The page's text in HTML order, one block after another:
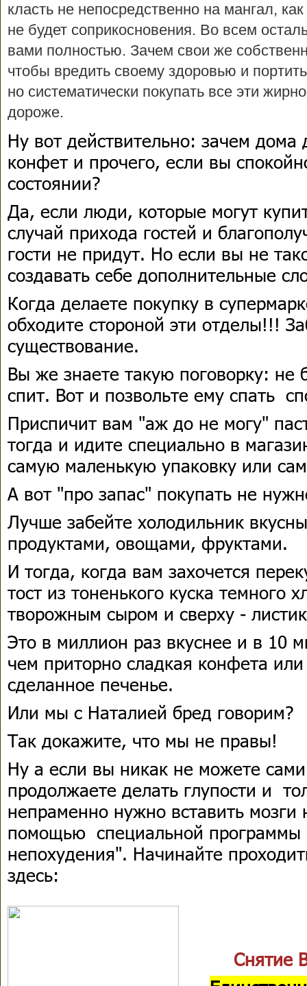
класть не непосредственно на мангал,
не будет соприкосновения. Во всем
вами полностью. Зачем свои же
чтобы вредить своему здоровью и
но систематически покупать все эти
дороже.
Ну вот действительно: зачем дома
конфет и прочего, если вы
состоянии?
Да, если люди, которые могут
случай прихода гостей и
гости не придут. Но если вы не
создавать себе дополнительные
Когда делаете покупку в
обходите стороной эти отделы!!!
существование.
Вы же знаете такую поговорку: не
спит. Вот и позвольте ему спать
Приспичит вам "аж до не могу"
тогда и идите специально в
самую маленькую упаковку или
А вот "про запас" покупать не
Лучше забейте холодильник
продуктами, овощами, фруктами.
И тогда, когда вам захочется
тост из тоненького куска темного
творожным сыром и сверху -
Это в миллион раз вкуснее и в 10
чем приторно сладкая конфета
сделанное печенье.
Или мы с Наталией бред говорим?
Так докажите, что мы не правы!
Ну а если вы никак не можете
продолжаете делать глупости и
непраменно нужно вставить мозги
помощью специальной программы
непохудения". Начинайте
здесь:
Снятие